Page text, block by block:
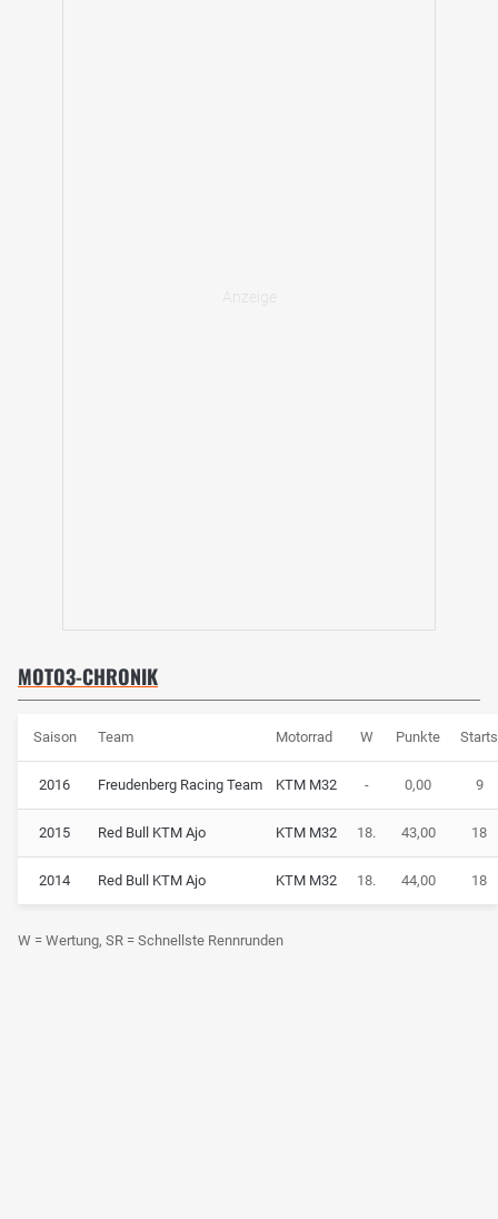
MOTO3-CHRONIK
Saison Team Motorrad W Punkte Starts
2016 Freudenberg Racing Team KTM M32 - 0,00 9
2015 Red Bull KTM Ajo KTM M32 18. 43,00 18
2014 Red Bull KTM Ajo KTM M32 18. 44,00 18
W = Wertung, SR = Schnellste Rennrunden